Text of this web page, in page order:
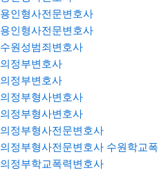
용인형사전문변호사
용인형사전문변호사
수원성범죄변호사
의정부변호사
의정부변호사
의정부형사변호사
의정부형사변호사
의정부형사전문변호사
의정부형사전문변호사 수원학교
의정부학교폭력변호사